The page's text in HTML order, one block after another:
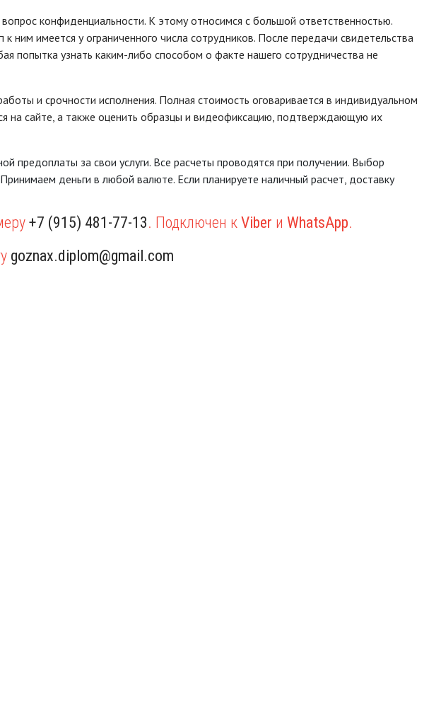
конфиденциальности. К этому относимся с большой ответственностью.
ним имеется у ограниченного числа сотрудников. После передачи свидетельства
попытка узнать каким-либо способом о факте нашего сотрудничества не
и срочности исполнения. Полная стоимость оговаривается в индивидуальном
на сайте, а также оценить образцы и видеофиксацию, подтверждающую их
предоплаты за свои услуги. Все расчеты проводятся при получении. Выбор
деньги в любой валюте. Если планируете наличный расчет, доставку
+7 (915) 481-77-13. Подключен к Viber и WhatsApp.
goznax.diplom@gmail.com